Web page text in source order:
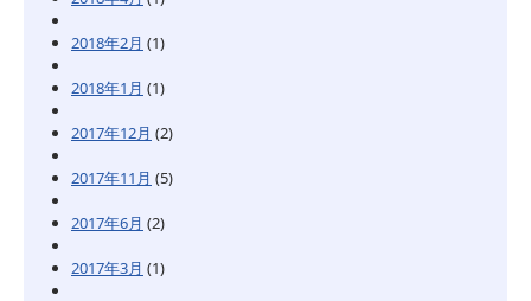
2018年2月 (1)
2018年1月 (1)
2017年12月 (2)
2017年11月 (5)
2017年6月 (2)
2017年3月 (1)